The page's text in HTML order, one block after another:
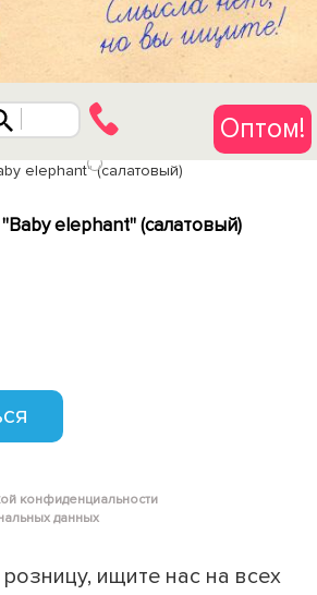
Оптом!
elephant" (салатовый)
конфиденциальности
данных
ищите нас на всех